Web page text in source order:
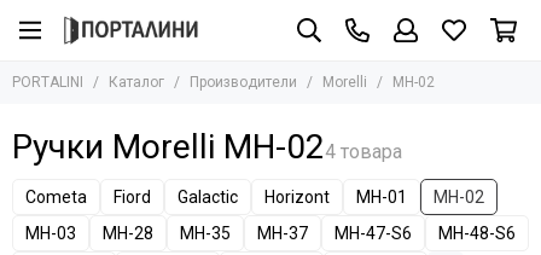
Производители
Albero
Armadillo
Archie
PORTALINI Каталог Производители Morelli MH-02
Ручки Morelli MH-02
Cometa Fiord Galactic Horizont MH-01
MH-02
MH-03
MH-28 MH-35 MH-37 MH-47-S6
MH-48-S6